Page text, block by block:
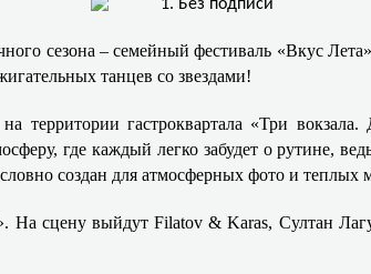
сезона – семейный фестиваль «Вкус
танцев со звездами!
территории гастроквартала «Три вокзала.
где каждый легко забудет о рутине,
создан для атмосферных фото и теплых
На сцену выйдут Filatov & Karas, Султан